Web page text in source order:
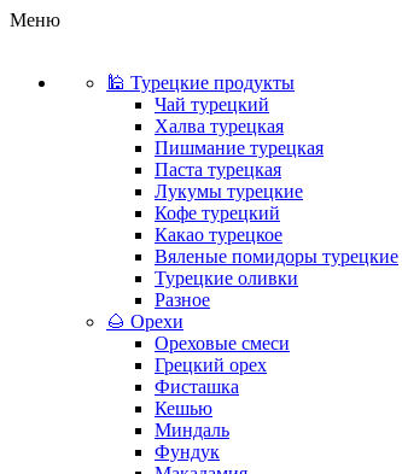
Меню
🕌 Турецкие продукты
Чай турецкий
Халва турецкая
Пишмание турецкая
Паста турецкая
Лукумы турецкие
Кофе турецкий
Какао турецкое
Вяленые помидоры турецкие
Турецкие оливки
Разное
🌰 Орехи
Ореховые смеси
Грецкий орех
Фисташка
Кешью
Миндаль
Фундук